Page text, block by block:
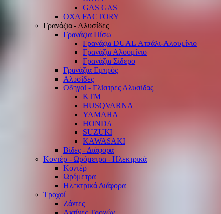
GAS GAS
OXA FACTORY
Γρανάζια - Αλυσίδες
Γρανάζια Πίσω
Γρανάζια DUAL Ατσάλι-Αλουμίνιο
Γρανάζια Αλουμίνιο
Γρανάζια Σίδερο
Γρανάζια Εμπρός
Αλυσίδες
Οδηγοί - Γλίστρες Αλυσίδας
KTM
HUSQVARNA
YAMAHA
HONDA
SUZUKI
KAWASAKI
Βίδες - Διάφορα
Κοντέρ - Ωρόμετρα - Ηλεκτρικά
Κοντέρ
Ωρόμετρα
Ηλεκτρικά Διάφορα
Τροχοί
Ζάντες
Ακτίνες Τροχών